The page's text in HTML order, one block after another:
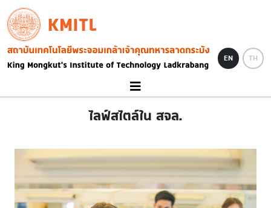
Skip to main content
KMITL
Image
EN TH
ไลฟ์สไตล์ใน สจล.